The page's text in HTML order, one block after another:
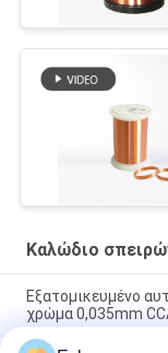
Καλώδιο
Εξατομικευμένο
χρώμα 0,035mm